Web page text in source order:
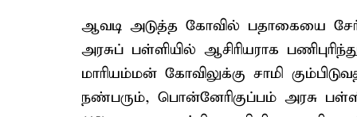
ஆவடி அடுத்த கோவில் பதாகையை
அரசுப் பள்ளியில் ஆசிரியராக
மாரியம்மன் கோவிலுக்கு சாமி
நண்பரும், பொன்னேரிகுப்பம் அரசு